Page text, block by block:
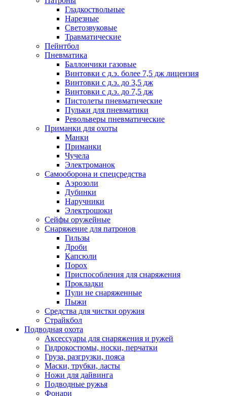
Гладкоствольные
Нарезные
Светозвуковые
Травматические
Пейнтбол
Пневматика
Баллончики газовые
Винтовки с д.э. более 7,5 дж лицензия
Винтовки с д.э. до 3,5 дж
Винтовки с д.э. до 7,5 дж
Пистолеты пневматические
Пульки для пневматики
Револьверы пневматические
Приманки для охоты
Манки
Приманки
Чучела
Электроманок
Самооборона и спецсредства
Аэрозоли
Дубинки
Наручники
Электрошоки
Сейфы оружейные
Снаряжение для патронов
Гильзы
Дроби
Капсюли
Порох
Приспособления для снаряжения
Прокладки
Пули не снаряженные
Пыжи
Средства для чистки оружия
Страйкбол
Подводная охота
Аксессуары для снаряжения и ружей
Гидрокостюмы, носки, перчатки
Груза, разгрузки, пояса
Маски, трубки, ласты
Ножи для дайвинга
Подводные ружья
Фонари